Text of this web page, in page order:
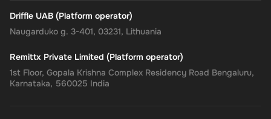
Driffle UAB (Platform operator)
Naugarduko g. 3-401, 03231, Lithuania
Remittx Private Limited (Platform operator)
1st Floor, Gopala Krishna Complex Residency Road Bengaluru,
Karnataka, 560025 India